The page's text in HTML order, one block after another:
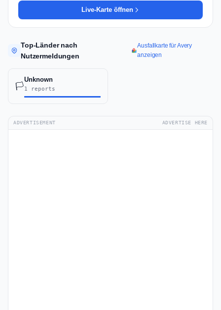
Live-Karte öffnen
Top-Länder nach
Nutzermeldungen
Ausfallkarte für Avery
anzeigen
🏳️
Unknown
1 reports
ADVERTISEMENT ADVERTISE HERE